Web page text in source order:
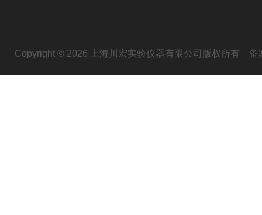
Copyright © 2026 上海川宏实验仪器有限公司版权所有 备